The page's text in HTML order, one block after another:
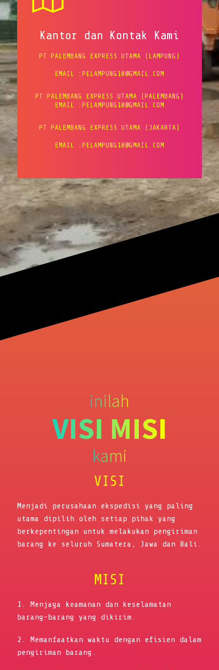
Kantor dan Kontak Kami
PT PALEMBANG EXPRESS UTAMA (LAMPUNG)
EMAIL :PELAMPUNG10@GMAIL.COM
PT PALEMBANG EXPRESS UTAMA (PALEMBANG)
EMAIL :PELAMPUNG10@GMAIL.COM
PT PALEMBANG EXPRESS UTAMA (JAKARTA)
EMAIL :PELAMPUNG10@GMAIL.COM
inilah
VISI MISI
kami
VISI
Menjadi perusahaan ekspedisi yang paling
utama dipilih oleh setiap pihak yang
berkepentingan untuk melakukan pengiriman
barang ke seluruh Sumatera, Jawa dan Bali.
MISI
1. Menjaga keamanan dan keselamatan
barang-barang yang dikirim.
2. Memanfaatkan waktu dengan efisien dalam
pengiriman barang.